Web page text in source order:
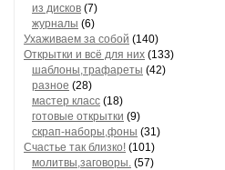
из дисков (7)
журналы (6)
Ухаживаем за собой (140)
Открытки и всё для них (133)
шаблоны,трафареты (42)
разное (28)
мастер класс (18)
готовые открытки (9)
скрап-наборы,фоны (31)
Счастье так близко! (101)
молитвы,заговоры. (57)